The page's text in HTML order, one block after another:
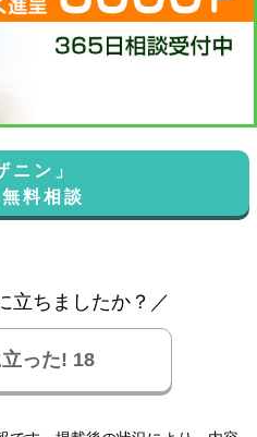
ニン」
料相談
立ちましたか？／
った! 18